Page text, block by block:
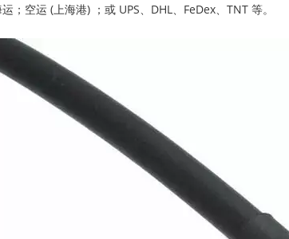
；空运 (上海港) ；或 UPS、DHL、FeDex、TNT 等。